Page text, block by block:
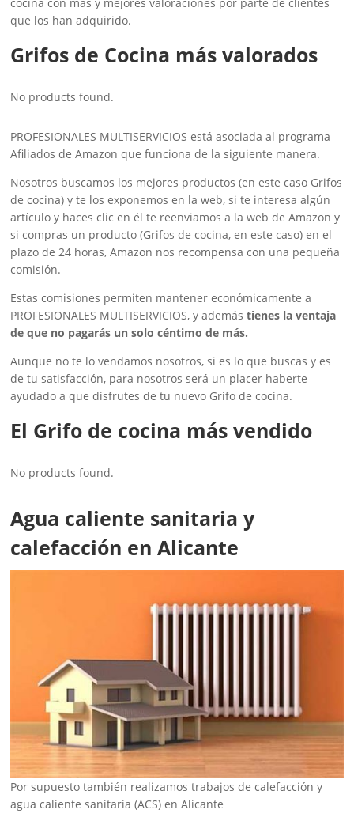
que los han adquirido.
Grifos de Cocina más valorados
No products found.
PROFESIONALES MULTISERVICIOS está asociada al programa
Afiliados de Amazon que funciona de la siguiente manera.
Nosotros buscamos los mejores productos (en este caso Grifos
de cocina) y te los exponemos en la web, si te interesa algún
artículo y haces clic en él te reenviamos a la web de Amazon y
si compras un producto (Grifos de cocina, en este caso) en el
plazo de 24 horas, Amazon nos recompensa con una pequeña
comisión.
Estas comisiones permiten mantener económicamente a
PROFESIONALES MULTISERVICIOS, y ademástienes la ventaja
de que no pagarás un solo céntimo de más.
Aunque no te lo vendamos nosotros, si es lo que buscas y es
de tu satisfacción, para nosotros será un placer haberte
ayudado a que disfrutes de tu nuevo Grifo de cocina.
El Grifo de cocina más vendido
No products found.
Agua caliente sanitaria y
calefacción en Alicante
Por supuesto también realizamos trabajos de calefacción y
agua caliente sanitaria (ACS) en Alicante